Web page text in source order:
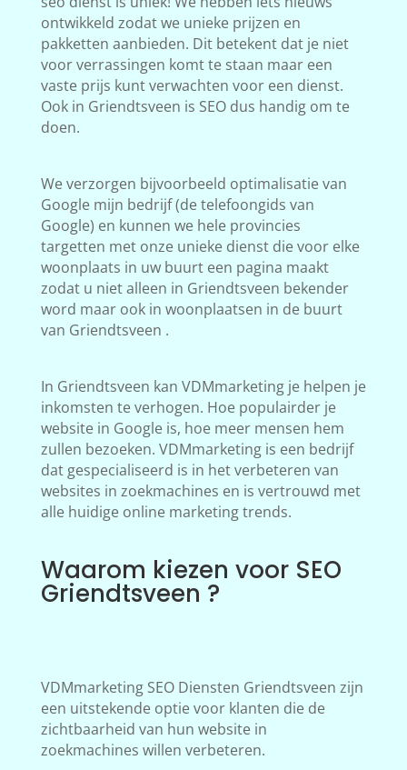
ontwikkeld zodat we unieke prijzen en
pakketten aanbieden. Dit betekent dat je niet
voor verrassingen komt te staan maar een
vaste prijs kunt verwachten voor een dienst.
Ook in Griendtsveen is SEO dus handig om te
doen.
We verzorgen bijvoorbeeld optimalisatie van
Google mijn bedrijf (de telefoongids van
Google) en kunnen we hele provincies
targetten met onze unieke dienst die voor elke
woonplaats in uw buurt een pagina maakt
zodat u niet alleen in Griendtsveen bekender
word maar ook in woonplaatsen in de buurt
van Griendtsveen .
In Griendtsveen kan VDMmarketing je helpen je
inkomsten te verhogen. Hoe populairder je
website in Google is, hoe meer mensen hem
zullen bezoeken. VDMmarketing is een bedrijf
dat gespecialiseerd is in het verbeteren van
websites in zoekmachines en is vertrouwd met
alle huidige online marketing trends.
Waarom kiezen voor SEO
Griendtsveen ?
VDMmarketing SEO Diensten Griendtsveen zijn
een uitstekende optie voor klanten die de
zichtbaarheid van hun website in
zoekmachines willen verbeteren.